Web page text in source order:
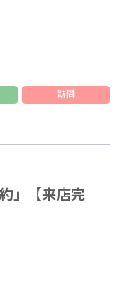
訪問
」【来店完